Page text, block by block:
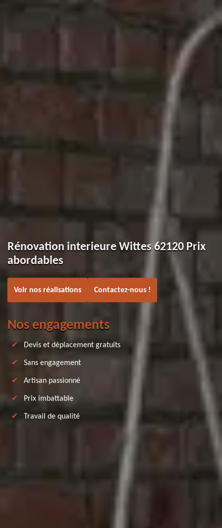
Rénovation interieure Wittes 62120 Prix
abordables
Voir nos réalisations Contactez-nous !
Nos engagements
Devis et déplacement gratuits
Sans engagement
Artisan passionné
Prix imbattable
Travail de qualité